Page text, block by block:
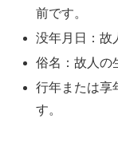
前です。
没年月日：故
俗名：故人の
行年または享
す。